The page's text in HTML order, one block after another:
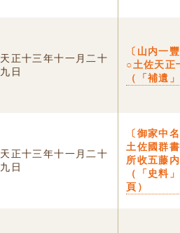
天正十三年十一月二十
九日
〔山内一
○土佐天正
（「補遺
天正十三年十一月二十
九日
〔御家中
土佐國群
所收五藤
（「史料
頁）